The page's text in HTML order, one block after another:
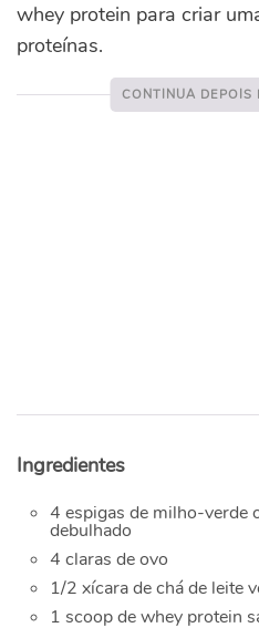
whey protein para criar
proteínas.
Ingredientes
4 espigas de milho-verde
debulhado
4 claras de ovo
1/2 xícara de chá de leite
1 scoop de whey protein